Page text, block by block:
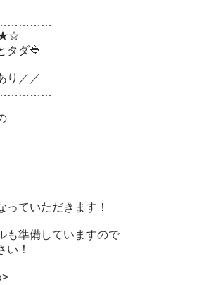
タダ🔷
り／／
っていただきます！
も準備していますので
い！
>